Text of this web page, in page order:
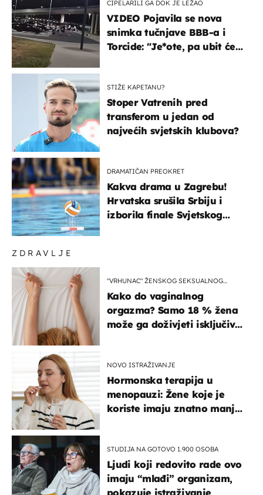
ZDRAVLJE
"VRHUNAC" ŽENSKOG SEKSUALNOG
Kako do vaginalnog
orgazma? Samo 18 % žena
može ga doživjeti isključivo
NOVO ISTRAŽIVANJE
Hormonska terapija u
menopauzi: Žene koje je
koriste imaju znatno manji
STUDIJA NA GOTOVO 1.900 OSOBA
Ljudi koji redovito rade ovo
imaju “mlađi” organizam,
pokazuje istraživanje
CIPELARILI GA DOK JE LEŽAO
VIDEO Pojavila se nova
snimka tučnjave BBB-a i
Torcide: "Je*ote, pa ubit će
STIŽE KAPETANU?
Stoper Vatrenih pred
transferom u jedan od
najvećih svjetskih klubova?
DRAMATIČAN PREOKRET
Kakva drama u Zagrebu!
Hrvatska srušila Srbiju i
izborila finale Svjetskog